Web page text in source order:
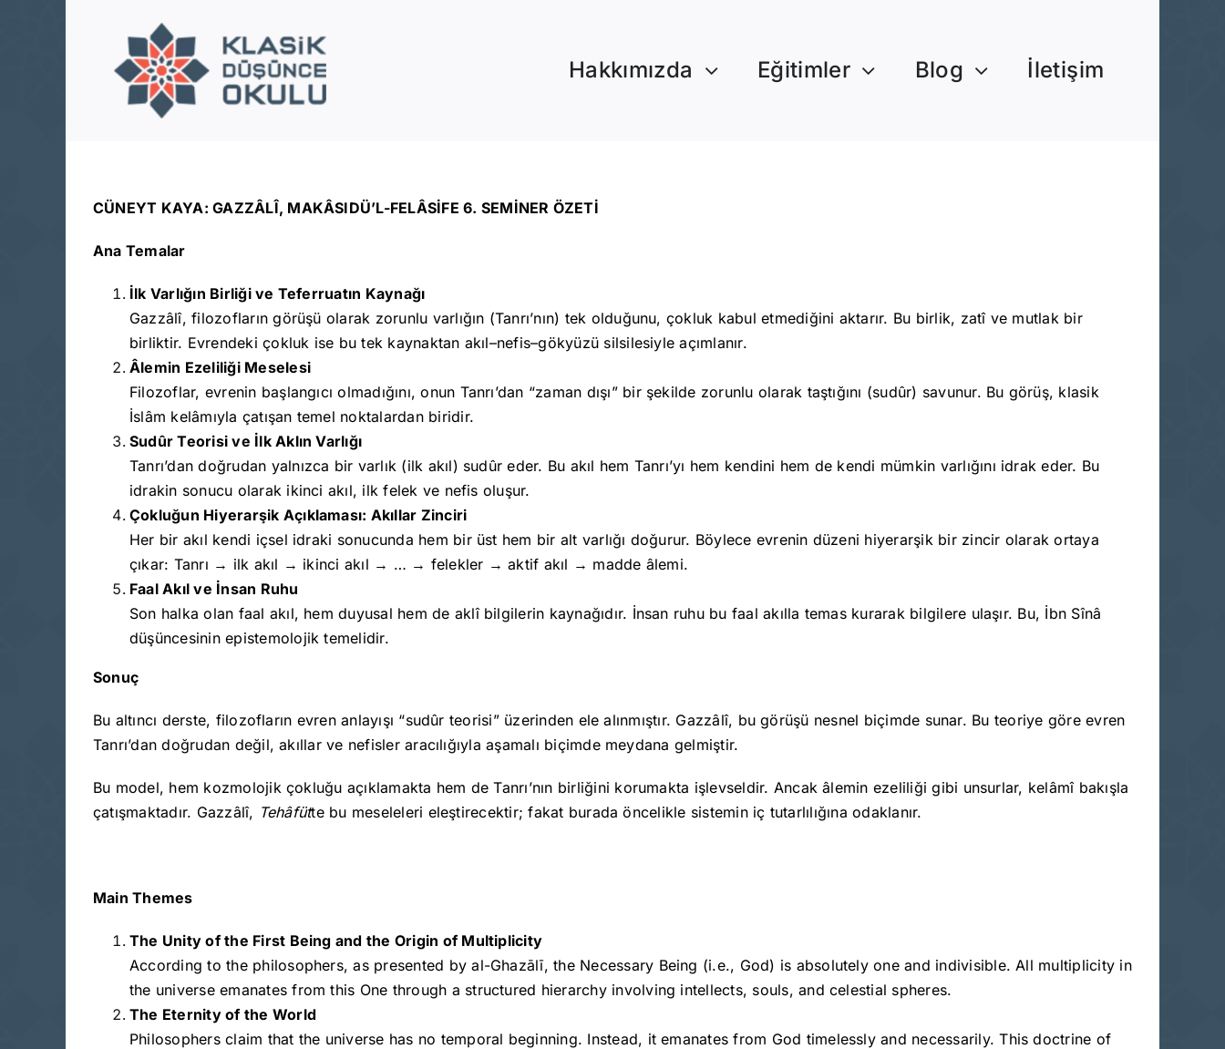
Hakkımızda Eğitimler Blog İletişim
CÜNEYT KAYA: GAZZÂLÎ, MAKÂSIDÜ’L-FELÂSİFE 6. SEMİNER ÖZETİ
Ana Temalar
İlk Varlığın Birliği ve Teferruatın Kaynağı
Gazzâlî, filozofların görüşü olarak zorunlu varlığın (Tanrı’nın) tek olduğunu, çokluk kabul etmediğini aktarır. Bu birlik, zatî ve mutlak bir
birliktir. Evrendeki çokluk ise bu tek kaynaktan akıl–nefis–gökyüzü silsilesiyle açımlanır.
Âlemin Ezeliliği Meselesi
Filozoflar, evrenin başlangıcı olmadığını, onun Tanrı’dan “zaman dışı” bir şekilde zorunlu olarak taştığını (sudûr) savunur. Bu görüş, klasik
İslâm kelâmıyla çatışan temel noktalardan biridir.
Sudûr Teorisi ve İlk Aklın Varlığı
Tanrı’dan doğrudan yalnızca bir varlık (ilk akıl) sudûr eder. Bu akıl hem Tanrı’yı hem kendini hem de kendi mümkin varlığını idrak eder. Bu
idrakin sonucu olarak ikinci akıl, ilk felek ve nefis oluşur.
Çokluğun Hiyerarşik Açıklaması: Akıllar Zinciri
Her bir akıl kendi içsel idraki sonucunda hem bir üst hem bir alt varlığı doğurur. Böylece evrenin düzeni hiyerarşik bir zincir olarak ortaya
çıkar: Tanrı → ilk akıl → ikinci akıl → … → felekler → aktif akıl → madde âlemi.
Faal Akıl ve İnsan Ruhu
Son halka olan faal akıl, hem duyusal hem de aklî bilgilerin kaynağıdır. İnsan ruhu bu faal akılla temas kurarak bilgilere ulaşır. Bu, İbn Sînâ
düşüncesinin epistemolojik temelidir.
Sonuç
Bu altıncı derste, filozofların evren anlayışı “sudûr teorisi” üzerinden ele alınmıştır. Gazzâlî, bu görüşü nesnel biçimde sunar. Bu teoriye göre evren
Tanrı’dan doğrudan değil, akıllar ve nefisler aracılığıyla aşamalı biçimde meydana gelmiştir.
Bu model, hem kozmolojik çokluğu açıklamakta hem de Tanrı’nın birliğini korumakta işlevseldir. Ancak âlemin ezeliliği gibi unsurlar, kelâmî bakışla
çatışmaktadır. Gazzâlî, Tehâfütte bu meseleleri eleştirecektir; fakat burada öncelikle sistemin iç tutarlılığına odaklanır.
Main Themes
The Unity of the First Being and the Origin of Multiplicity
According to the philosophers, as presented by al-Ghazālī, the Necessary Being (i.e., God) is absolutely one and indivisible. All multiplicity in
the universe emanates from this One through a structured hierarchy involving intellects, souls, and celestial spheres.
The Eternity of the World
Philosophers claim that the universe has no temporal beginning. Instead, it emanates from God timelessly and necessarily. This doctrine of